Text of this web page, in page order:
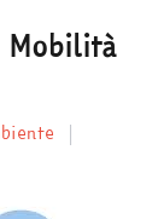
Mobilità